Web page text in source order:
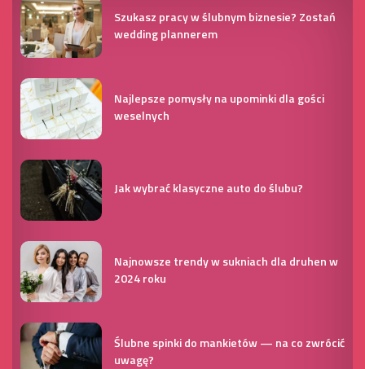
Szukasz pracy w ślubnym biznesie? Zostań
wedding plannerem
Najlepsze pomysły na upominki dla gości
weselnych
Jak wybrać klasyczne auto do ślubu?
Najnowsze trendy w sukniach dla druhen w
2024 roku
Ślubne spinki do mankietów — na co zwrócić
uwagę?